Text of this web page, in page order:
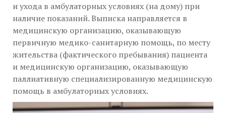
и ухода в амбулаторных условиях (на дому) при
наличие показаний. Выписка направляется в
медицинскую организацию, оказывающую
первичную медико-санитарную помощь, по месту
жительства (фактического пребывания) пациента
и медицинскую организацию, оказывающую
паллиативную специализированную медицинскую
помощь в амбулаторных условиях.